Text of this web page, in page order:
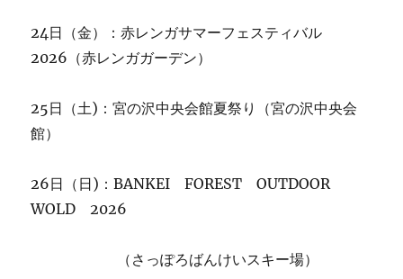
24日（金）：赤レンガサマーフェスティバル
2026（赤レンガガーデン）
25日（土)：宮の沢中央会館夏祭り（宮の沢中央会
館）
26日（日)：BANKEI FOREST OUTDOOR
WOLD 2026
（さっぽろばんけいスキー場）